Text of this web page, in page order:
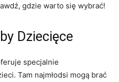
gdzie warto się wybrać!
Dziecięce
specjalnie
Tam najmłodsi mogą brać